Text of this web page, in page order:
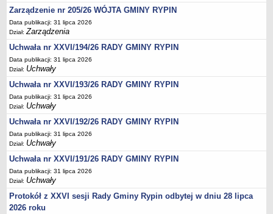
Uchwały
Projekty uchwał
Protokoły
Imienne wykazy głosowań radnych
Postać dokumentów
Akty Prawne, Dzienniki Ustaw, Monitory Polskie
Prawo miejscowe
Zarządzenia
Studium uwarunkowań i kierunków zagospodarowania
przestrzennego
Dane przestrzenne - MPZP
Stałe obwody głosowania, numery, granice oraz siedziby
obwodowych komisji wyborczych, opis granic okręgów wyborczych
Plan ogólny gminy Rypin
Zarządzenie nr 205/26 WÓJTA GMINY RYPIN
Data publikacji: 31 lipca 2026
Dział:Zarządzenia
Uchwała nr XXVI/194/26 RADY GMINY RYPIN
Data publikacji: 31 lipca 2026
Dział: Uchwały
Uchwała nr XXVI/193/26 RADY GMINY RYPIN
Data publikacji: 31 lipca 2026
Dział: Uchwały
Uchwała nr XXVI/192/26 RADY GMINY RYPIN
Data publikacji: 31 lipca 2026
Dział: Uchwały
Uchwała nr XXVI/191/26 RADY GMINY RYPIN
Data publikacji: 31 lipca 2026
Dział: Uchwały
Protokół z XXVI sesji Rady Gminy Rypin odbytej w dniu 28 lipca
2026 roku